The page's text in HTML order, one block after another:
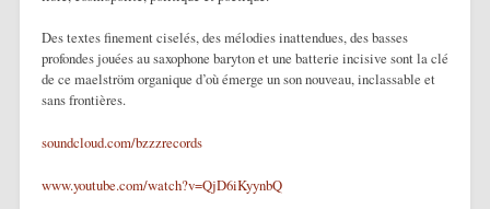
Des textes finement ciselés, des mélodies inattendues, des basses
profondes jouées au saxophone baryton et une batterie incisive sont la clé
de ce maelström organique d’où émerge un son nouveau, inclassable et
sans frontières.
soundcloud.com/bzzzrecords
www.youtube.com/watch?v=QjD6iKyynbQ